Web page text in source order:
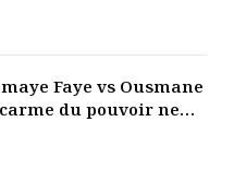
Faye vs Ousmane
du pouvoir ne
oublier les liens de la